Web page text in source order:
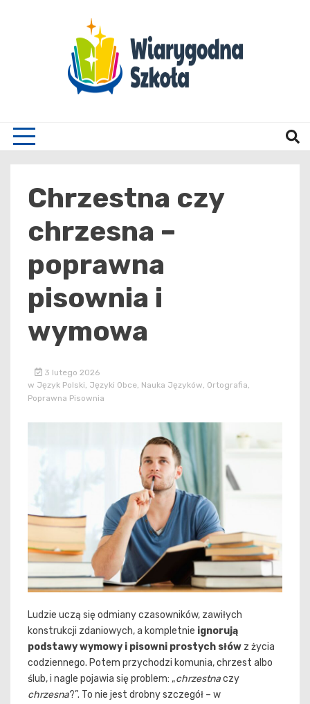
Chrzestna czy
chrzesna –
poprawna
pisownia i
wymowa
3 lutego 2026
w Język Polski Języki Obce Nauka Języków Ortografia
Poprawna Pisownia
Ludzie uczą się odmiany czasowników, zawiłych
konstrukcji zdaniowych, a kompletnie ignorują
podstawy wymowy i pisowni prostych słów z życia
codziennego. Potem przychodzi komunia, chrzest albo
ślub, i nagle pojawia się problem: „chrzestnaczy
chrzesna?”. To nie jest drobny szczegół – w